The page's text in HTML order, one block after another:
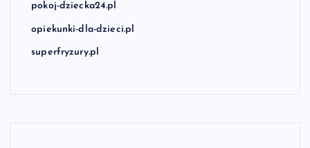
pokoj-dziecka24.pl
opiekunki-dla-dzieci.pl
superfryzury.pl